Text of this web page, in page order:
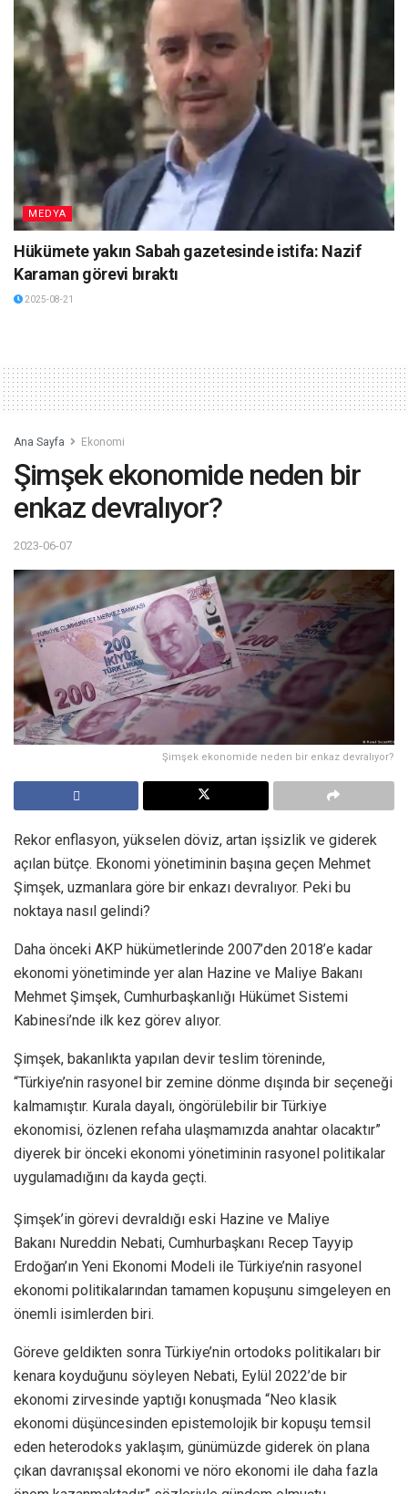
MEDYA
Hükümete yakın Sabah gazetesinde istifa: Nazif
Karaman görevi bıraktı
2025-08-21
Ana Sayfa Ekonomi
Şimşek ekonomide neden bir
enkaz devralıyor?
2023-06-07
Şimşek ekonomide neden bir enkaz devralıyor?
Rekor enflasyon, yükselen döviz, artan işsizlik ve giderek
açılan bütçe. Ekonomi yönetiminin başına geçen Mehmet
Şimşek, uzmanlara göre bir enkazı devralıyor. Peki bu
noktaya nasıl gelindi?
Daha önceki AKP hükümetlerinde 2007’den 2018’e kadar
ekonomi yönetiminde yer alan Hazine ve Maliye Bakanı
Mehmet Şimşek, Cumhurbaşkanlığı Hükümet Sistemi
Kabinesi’nde ilk kez görev alıyor.
Şimşek, bakanlıkta yapılan devir teslim töreninde,
“Türkiye’nin rasyonel bir zemine dönme dışında bir seçeneği
kalmamıştır. Kurala dayalı, öngörülebilir bir Türkiye
ekonomisi, özlenen refaha ulaşmamızda anahtar olacaktır”
diyerek bir önceki ekonomi yönetiminin rasyonel politikalar
uygulamadığını da kayda geçti.
Şimşek’in görevi devraldığı eski Hazine ve Maliye
Bakanı Nureddin Nebati, Cumhurbaşkanı Recep Tayyip
Erdoğan’ın Yeni Ekonomi Modeli ile Türkiye’nin rasyonel
ekonomi politikalarından tamamen kopuşunu simgeleyen en
önemli isimlerden biri.
Göreve geldikten sonra Türkiye’nin ortodoks politikaları bir
kenara koyduğunu söyleyen Nebati, Eylül 2022’de bir
ekonomi zirvesinde yaptığı konuşmada “Neo klasik
ekonomi düşüncesinden epistemolojik bir kopuşu temsil
eden heterodoks yaklaşım, günümüzde giderek ön plana
çıkan davranışsal ekonomi ve nöro ekonomi ile daha fazla